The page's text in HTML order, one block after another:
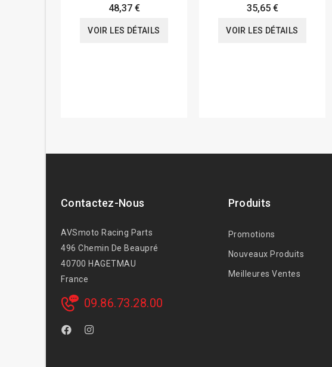
48,37 €
VOIR LES DÉTAILS
35,65 €
VOIR LES DÉTAILS
Contactez-Nous
AVSmoto Racing Parts
496 Chemin De Beaupré
40700 HAGETMAU
France
09.86.73.28.00
Produits
Promotions
Nouveaux Produits
Meilleures Ventes